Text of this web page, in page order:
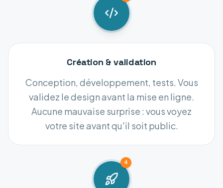
Création & validation
Conception, développement, tests. Vous
validez le design avant la mise en ligne.
Aucune mauvaise surprise : vous voyez
votre site avant qu'il soit public.
4